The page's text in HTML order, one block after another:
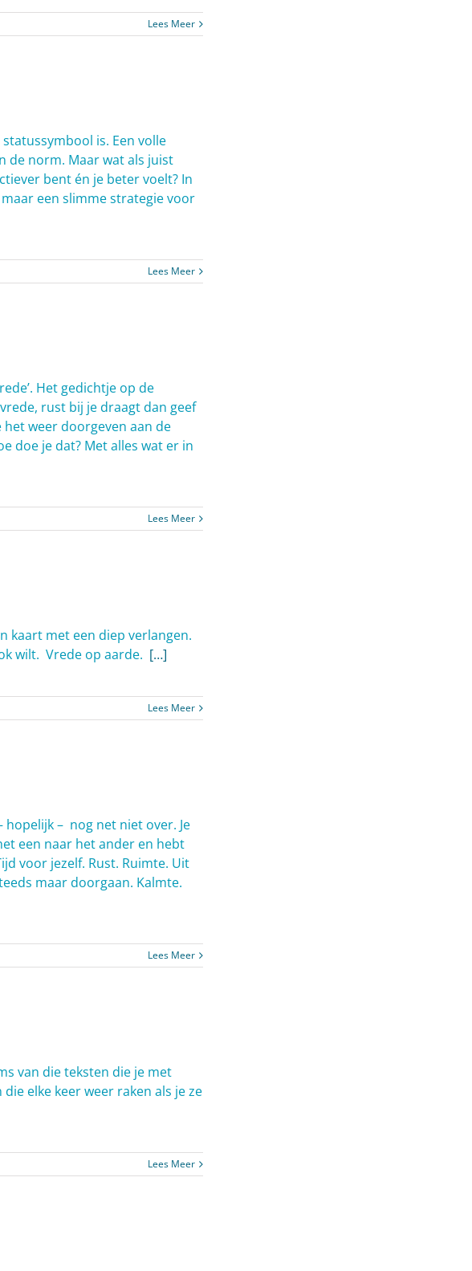
Lees Meer
is. Een volle
de norm. Maar wat als juist
bent én je beter voelt? In
een slimme strategie voor
Lees Meer
Het gedichtje op de
rust bij je draagt dan geef
weer doorgeven aan de
doe je dat? Met alles wat er in
Lees Meer
kaart met een diep verlangen.
wilt. Vrede op aarde. […]
Lees Meer
hopelijk – nog net niet over. Je
een naar het ander en hebt
voor jezelf. Rust. Ruimte. Uit
maar doorgaan. Kalmte.
Lees Meer
van die teksten die je met
elke keer weer raken als je ze
Lees Meer